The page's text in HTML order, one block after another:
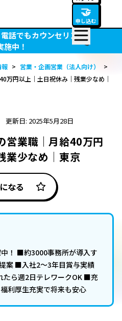
🤝
申し込む
話でもカウンセリン
施中！
報 > 営業・企画営業（法人向け）
>
万円以上｜土日祝休み｜残業少なめ│
更新日: 2025年5月28日
営業職｜月給40万円
業少なめ│東京
なる
！ ■約3000事務所が導入す
案 ■入社2～3年目賞与実績
ら週2日テレワークOK ■充
利厚生充実で将来も安心